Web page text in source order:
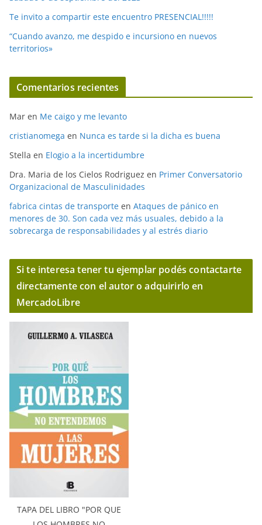
Te invito a compartir este encuentro PRESENCIAL!!!!!
“Cuando avanzo, me despido e incursiono en nuevos
territorios»
Comentarios recientes
Mar en Me caigo y me levanto
cristianomega en Nunca es tarde si la dicha es buena
Stella en Elogio a la incertidumbre
Dra. Maria de los Cielos Rodriguez en Primer Conversatorio
Organizacional de Masculinidades
fabrica cintas de transporte en Ataques de pánico en
menores de 30. Son cada vez más usuales, debido a la
sobrecarga de responsabilidades y al estrés diario
Si te interesa tener tu ejemplar podés contactarte
directamente con el autor o adquirirlo en
MercadoLibre
TAPA DEL LIBRO "POR QUE